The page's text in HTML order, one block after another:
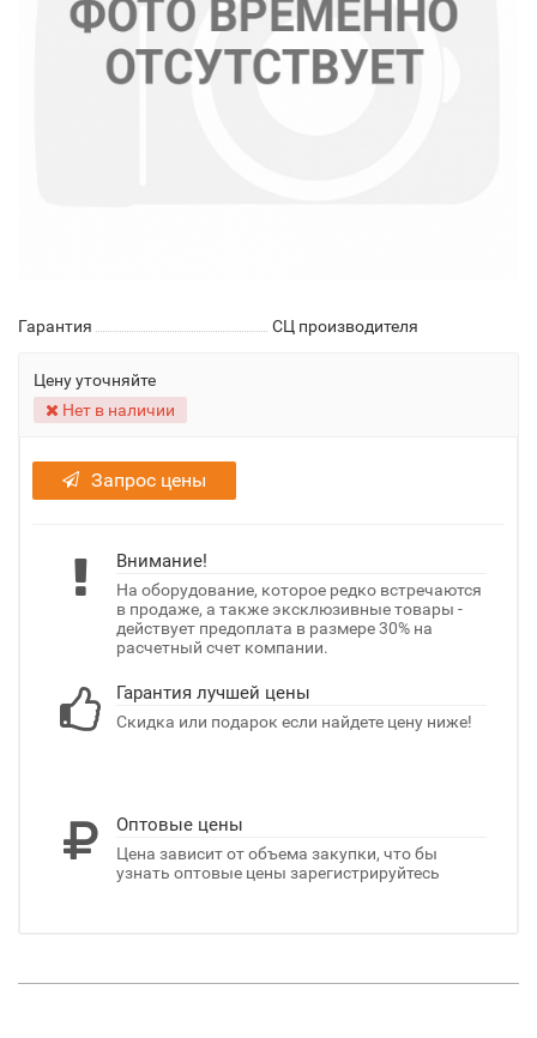
Гарантия СЦ производителя
Цену уточняйте
Нет в наличии
Запрос цены
Внимание!
На оборудование, которое редко встречаются
в продаже, а также эксклюзивные товары -
действует предоплата в размере 30% на
расчетный счет компании.
Гарантия лучшей цены
Скидка или подарок если найдете цену ниже!
Оптовые цены
Цена зависит от объема закупки, что бы
узнать оптовые цены зарегистрируйтесь